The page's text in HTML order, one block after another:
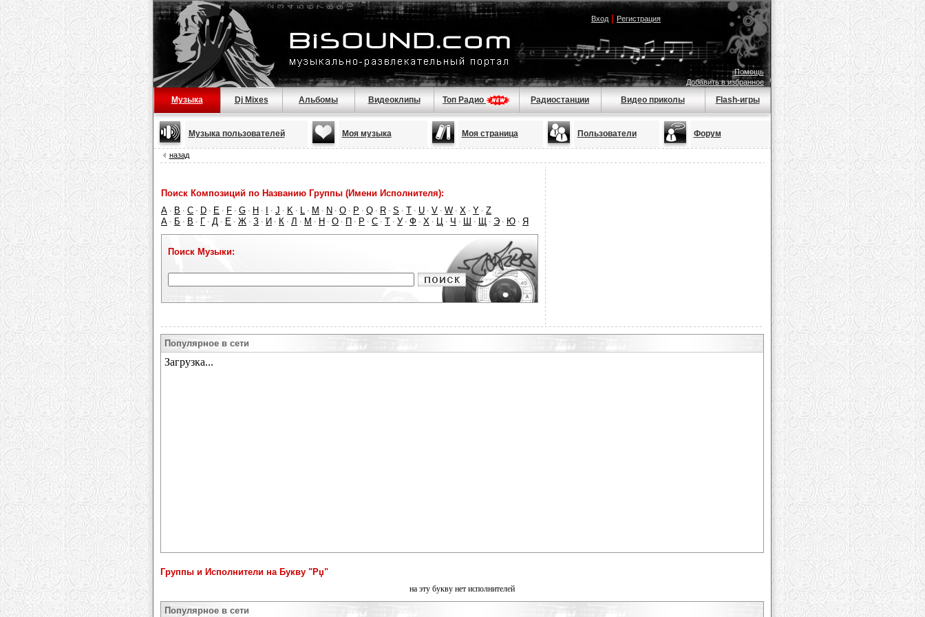
Вход| Регистрация
Помощь
Добавить в избранное
Музыка Dj Mixes Альбомы Видеоклипы Топ Радио Радиостанции Видео приколы Flash-игры
Музыка пользователей Моя музыка Моя страница Пользователи Форум
назад
Поиск Композиций по Названию Группы (Имени Исполнителя):
A · B · C · D · E · F · G · H · · J · K · L · M · N · O · P · Q · R · S · T · U · V · W · X · Y · Z
А · Б · В · Г · Д · Е · Ж · З · И · К · Л · М · Н · О · П · Р · С · Т · У · Ф · Х · Ц · Ч · Ш · Щ · Э · Ю · Я
Поиск Музыки:
Популярное в сети
Группы и Исполнители на Букву "Рџ"
на эту букву нет исполнителей
Популярное в сети